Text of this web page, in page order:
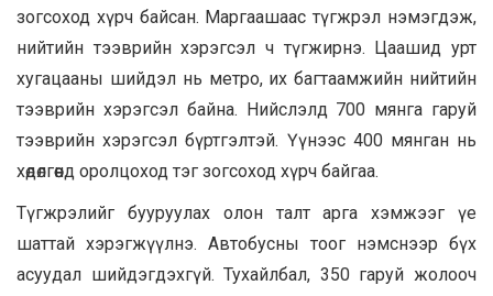
зогсоход хүрч байсан. Маргаашаас түгжрэл нэмэгдэж,
нийтийн тээврийн хэрэгсэл ч түгжирнэ. Цаашид урт
хугацааны шийдэл нь метро, их багтаамжийн нийтийн
тээврийн хэрэгсэл байна. Нийслэлд 700 мянга гаруй
тээврийн хэрэгсэл бүртгэлтэй. Үүнээс 400 мянган нь
хөдөлгөөнд оролцоход тэг зогсоход хүрч байгаа.
Түгжрэлийг бууруулах олон талт арга хэмжээг үе
шаттай хэрэгжүүлнэ. Автобусны тоог нэмснээр бүх
асуудал шийдэгдэхгүй. Тухайлбал, 350 гаруй жолооч